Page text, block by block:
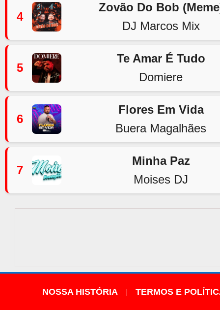
4
Zovão Do Bob
DJ Marcos Mix
5
Te Amar É Tudo
Domiere
6
Flores Em Vida
Buera Magalhães
7
Minha Paz
Moises DJ
NOSSA HISTÓRIA TERMOS E